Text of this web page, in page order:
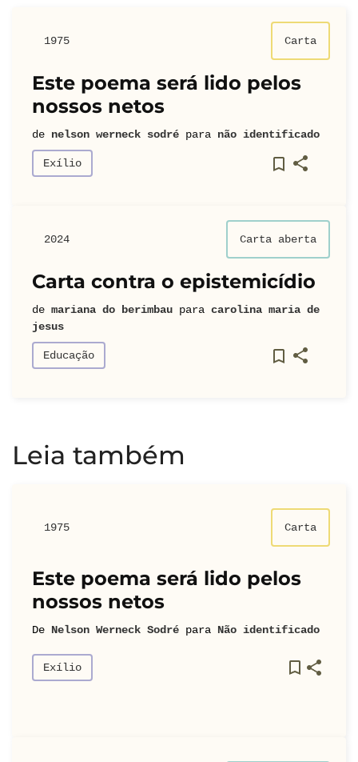
1975 Carta
Este poema será lido pelos
nossos netos
de nelson werneck sodré para não identificado
Exílio
2024 Carta aberta
Carta contra o epistemicídio
de mariana do berimbau para carolina maria de
jesus
Educação
Leia também
1975 Carta
Este poema será lido pelos
nossos netos
De Nelson Werneck Sodré para Não identificado
Exílio